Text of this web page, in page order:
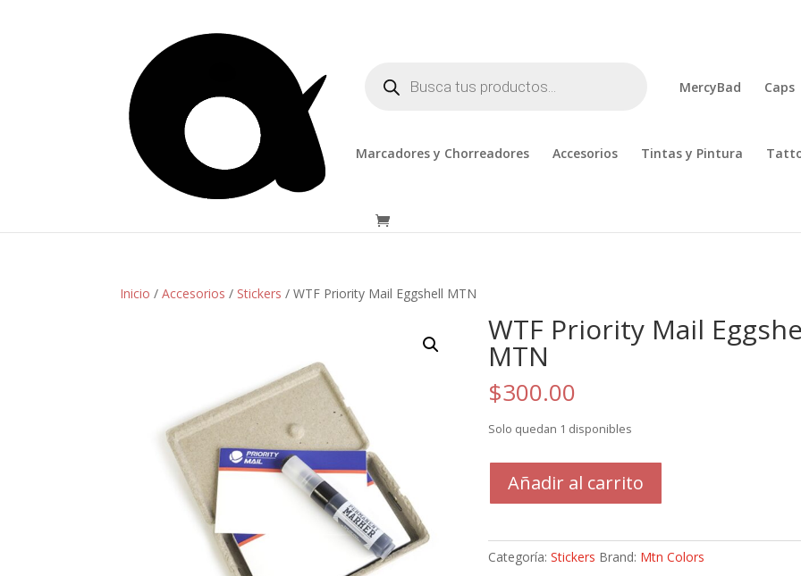
search MercyBad Caps
Marcadores y Chorreadores Accesorios Tintas y Pintura
Inicio /Accesorios / Stickers / WTF Priority Mail Eggshell MTN
WTF Priority Mail
MTN
$300.00
Solo quedan 1 disponibles
Priority
MTN
Añadir al carrito
Categoría:Stickers Brand: Mtn Colors